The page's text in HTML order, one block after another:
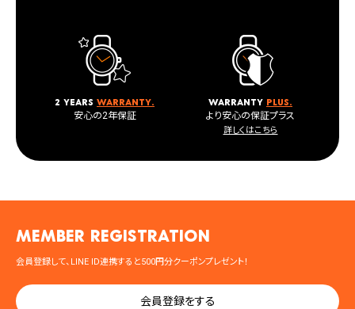
2 years warranty.
安心の2年保証
warranty plus.
より安心の保証プラス
詳しくはこちら
MEMBER registration
会員登録して、LINE ID連携すると500円分クーポンプレゼント！
会員登録をする